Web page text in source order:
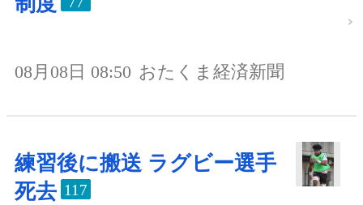
08月08日 08:50 おたくま経済新聞
練習後に搬送 ラグビー選手
死去 117